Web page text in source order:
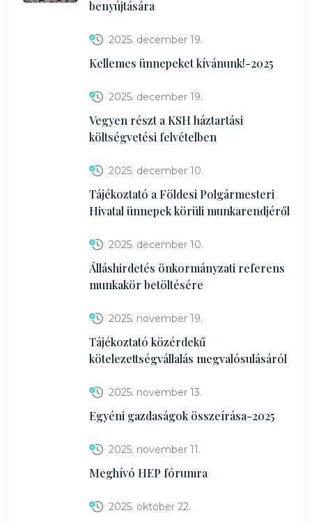
benyújtására
2025. december 19.
Kellemes ünnepeket kívánunk!-2025
2025. december 19.
Vegyen részt a KSH háztartási
költségvetési felvételben
2025. december 10.
Tájékoztató a Földesi Polgármesteri
Hivatal ünnepek körüli munkarendjéről
2025. december 10.
Álláshirdetés önkormányzati referens
munkakör betöltésére
2025. november 19.
Tájékoztató közérdekű
kötelezettségvállalás megvalósulásáról
2025. november 13.
Egyéni gazdaságok összeírása-2025
2025. november 11.
Meghívó HEP fórumra
2025. október 22.